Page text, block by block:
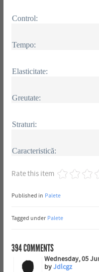
Control:
Tempo:
Elasticitate:
Greutate:
Straturi:
Caracteristică:
Rate this item
Published in Palete
Tagged under Palete
394COMMENTS
Wednesday, 05
byJdlcgz